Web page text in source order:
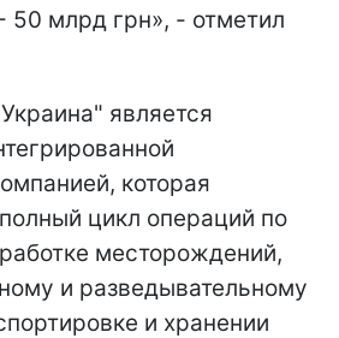
50 млрд грн», - отметил
Украина" является
которая
цикл операций по
месторождений,
и разведывательному
и хранении